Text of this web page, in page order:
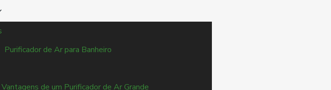
Purificador de Ar para Banheiro
de um Purificador de Ar Grande